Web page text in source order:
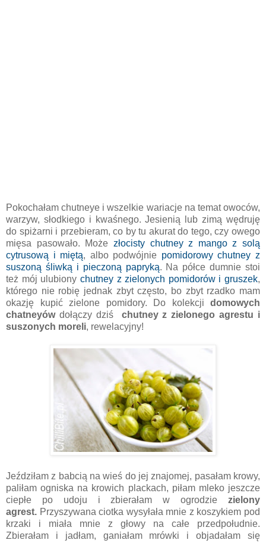
Pokochałam chutneye i wszelkie wariacje na temat owoców,
warzyw, słodkiego i kwaśnego. Jesienią lub zimą wędruję
do spiżarni i przebieram, co by tu akurat do tego, czy owego
mięsa pasowało. Może złocisty chutney z mango z solą
cytrusową i miętą, albo podwójnie pomidorowy chutney z
suszoną śliwką i pieczoną papryką. Na półce dumnie stoi
też mój ulubiony chutney z zielonych pomidorów i gruszek,
którego nie robię jednak zbyt często, bo zbyt rzadko mam
okazję kupić zielone pomidory. Do kolekcji domowych
chatneyówdołączy dziś
chutney z zielonego agrestu i
suszonych moreli, rewelacyjny!
Jeździłam z babcią na wieś do jej znajomej, pasałam krowy,
paliłam ogniska na krowich plackach, piłam mleko jeszcze
ciepłe po udoju i zbierałam w ogrodzie zielony
agrest. Przyszywana ciotka wysyłała mnie z koszykiem pod
krzaki i miała mnie z głowy na całe przedpołudnie.
Zbierałam i jadłam, ganiałam mrówki i objadałam się